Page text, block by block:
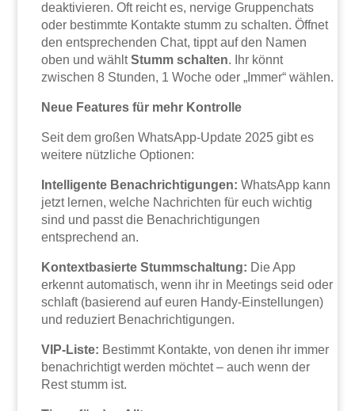
deaktivieren. Oft reicht es, nervige Gruppenchats
oder bestimmte Kontakte stumm zu schalten. Öffnet
den entsprechenden Chat, tippt auf den Namen
oben und wähltStumm schalten. Ihr könnt
zwischen 8 Stunden, 1 Woche oder „Immer“ wählen.
Neue Features für mehr Kontrolle
Seit dem großen WhatsApp-Update 2025 gibt es
weitere nützliche Optionen:
Intelligente Benachrichtigungen: WhatsApp kann
jetzt lernen, welche Nachrichten für euch wichtig
sind und passt die Benachrichtigungen
entsprechend an.
Kontextbasierte Stummschaltung: Die App
erkennt automatisch, wenn ihr in Meetings seid oder
schlaft (basierend auf euren Handy-Einstellungen)
und reduziert Benachrichtigungen.
VIP-Liste: Bestimmt Kontakte, von denen ihr immer
benachrichtigt werden möchtet – auch wenn der
Rest stumm ist.